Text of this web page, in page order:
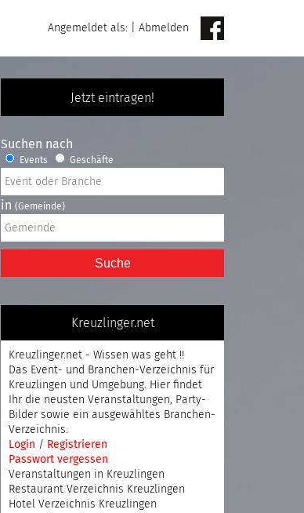
Angemeldet als: Abmelden
Jetzt eintragen!
Suchen nach
Events Geschäfte
in (Gemeinde)
Suche
Kreuzlinger.net
Kreuzlinger.net - Wissen was geht !!
Das Event- und Branchen-Verzeichnis für
Kreuzlingen und Umgebung. Hier findet
Ihr die neusten Veranstaltungen, Party-
Bilder sowie ein ausgewähltes Branchen-
Verzeichnis.
Login / Registrieren
Passwort vergessen
Veranstaltungen in Kreuzlingen
Restaurant Verzeichnis Kreuzlingen
Hotel Verzeichnis Kreuzlingen